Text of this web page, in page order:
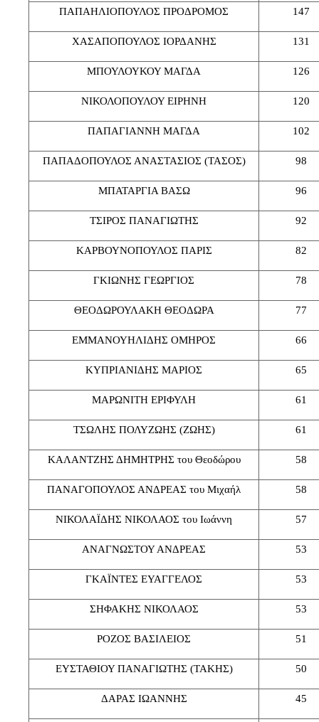
ΠΑΠΑΗΛΙΟΠΟΥΛΟΣ ΠΡΟΔΡΟΜΟΣ 147
ΧΑΣΑΠΟΠΟΥΛΟΣ ΙΟΡΔΑΝΗΣ 131
ΜΠΟΥΛΟΥΚΟΥ ΜΑΓΔΑ 126
ΝΙΚΟΛΟΠΟΥΛΟΥ ΕΙΡΗΝΗ 120
ΠΑΠΑΓΙΑΝΝΗ ΜΑΓΔΑ 102
ΠΑΠΑΔΟΠΟΥΛΟΣ ΑΝΑΣΤΑΣΙΟΣ (ΤΑΣΟΣ) 98
ΜΠΑΤΑΡΓΙΑ ΒΑΣΩ 96
ΤΣΙΡΟΣ ΠΑΝΑΓΙΩΤΗΣ 92
ΚΑΡΒΟΥΝΟΠΟΥΛΟΣ ΠΑΡΙΣ 82
ΓΚΙΩΝΗΣ ΓΕΩΡΓΙΟΣ 78
ΘΕΟΔΩΡΟΥΛΑΚΗ ΘΕΟΔΩΡΑ 77
ΕΜΜΑΝΟΥΗΛΙΔΗΣ ΟΜΗΡΟΣ 66
ΚΥΠΡΙΑΝΙΔΗΣ ΜΑΡΙΟΣ 65
ΜΑΡΩΝΙΤΗ ΕΡΙΦΥΛΗ 61
ΤΣΩΛΗΣ ΠΟΛΥΖΩΗΣ (ΖΩΗΣ) 61
ΚΑΛΑΝΤΖΗΣ ΔΗΜΗΤΡΗΣ του Θεοδώρου 58
ΠΑΝΑΓΟΠΟΥΛΟΣ ΑΝΔΡΕΑΣ του Μιχαήλ 58
ΝΙΚΟΛΑΪΔΗΣ ΝΙΚΟΛΑΟΣ του Ιωάννη 57
ΑΝΑΓΝΩΣΤΟΥ ΑΝΔΡΕΑΣ 53
ΓΚΑΪΝΤΕΣ ΕΥΑΓΓΕΛΟΣ 53
ΣΗΦΑΚΗΣ ΝΙΚΟΛΑΟΣ 53
ΡΟΖΟΣ ΒΑΣΙΛΕΙΟΣ 51
ΕΥΣΤΑΘΙΟΥ ΠΑΝΑΓΙΩΤΗΣ (ΤΑΚΗΣ) 50
ΔΑΡΑΣ ΙΩΑΝΝΗΣ 45